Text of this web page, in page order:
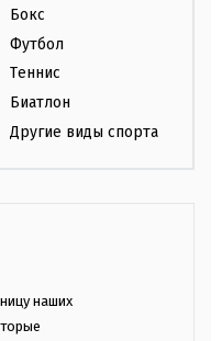
Бокс
Футбол
Теннис
Биатлон
Другие виды спорта
наших